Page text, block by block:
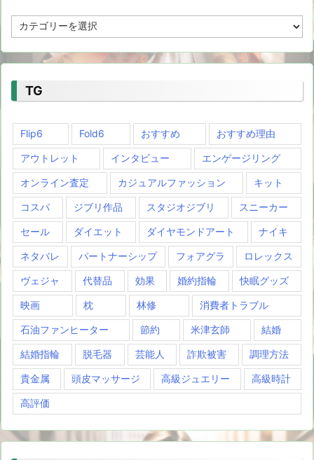
CT
TG
Flip6 Fold6 おすすめ おすすめ理由
アウトレット インタビュー エンゲージリング
オンライン査定 カジュアルファッション キット
コスパ ジブリ作品 スタジオジブリ スニーカー
セール ダイエット ダイヤモンドアート ナイキ
ネタバレ パートナーシップ フォアグラ ロレックス
ヴェジャ 代替品 効果 婚約指輪 快眠グッズ
映画 枕 林修 消費者トラブル
石油ファンヒーター 節約 米津玄師 結婚
結婚指輪 脱毛器 芸能人 詐欺被害 調理方法
貴金属 頭皮マッサージ 高級ジュエリー 高級時計
高評価